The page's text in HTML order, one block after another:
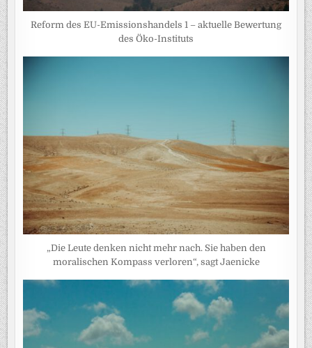
Reform des EU-Emissionshandels 1 – aktuelle Bewertung
des Öko-Instituts
„Die Leute denken nicht mehr nach. Sie haben den
moralischen Kompass verloren“, sagt Jaenicke